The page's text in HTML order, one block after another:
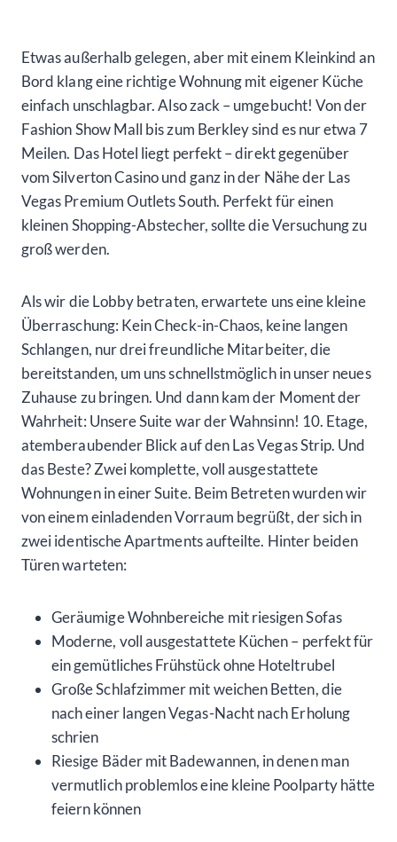
Etwas außerhalb gelegen, aber mit einem Kleinkind an
Bord klang eine richtige Wohnung mit eigener Küche
einfach unschlagbar. Also zack – umgebucht! Von der
Fashion Show Mall bis zum Berkley sind es nur etwa 7
Meilen. Das Hotel liegt perfekt – direkt gegenüber
vom Silverton Casino und ganz in der Nähe der Las
Vegas Premium Outlets South. Perfekt für einen
kleinen Shopping-Abstecher, sollte die Versuchung zu
groß werden.
Als wir die Lobby betraten, erwartete uns eine kleine
Überraschung: Kein Check-in-Chaos, keine langen
Schlangen, nur drei freundliche Mitarbeiter, die
bereitstanden, um uns schnellstmöglich in unser neues
Zuhause zu bringen. Und dann kam der Moment der
Wahrheit: Unsere Suite war der Wahnsinn! 10. Etage,
atemberaubender Blick auf den Las Vegas Strip. Und
das Beste? Zwei komplette, voll ausgestattete
Wohnungen in einer Suite. Beim Betreten wurden wir
von einem einladenden Vorraum begrüßt, der sich in
zwei identische Apartments aufteilte. Hinter beiden
Türen warteten:
Geräumige Wohnbereiche mit riesigen Sofas
Moderne, voll ausgestattete Küchen – perfekt für
ein gemütliches Frühstück ohne Hoteltrubel
Große Schlafzimmer mit weichen Betten, die
nach einer langen Vegas-Nacht nach Erholung
schrien
Riesige Bäder mit Badewannen, in denen man
vermutlich problemlos eine kleine Poolparty hätte
feiern können